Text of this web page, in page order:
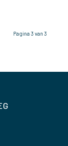
Pagina 3 van 3